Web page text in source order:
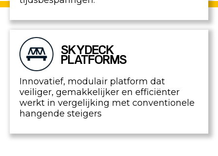
SKYDECK
PLATFORMS
Innovatief, modulair platform dat
veiliger, gemakkelijker en efficiënter
werkt in vergelijking met conventionele
hangende steigers